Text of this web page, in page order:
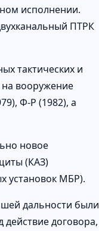
исполнении.
ПТРК
тактических и
на вооружение
Ф-Р (1982), а
новое
(КАЗ)
установок МБР).
дальности были
договора,